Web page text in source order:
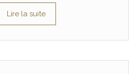
Lire la suite